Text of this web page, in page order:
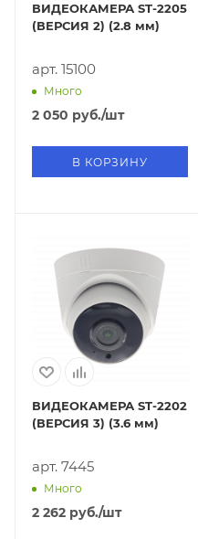
ВИДЕОКАМЕРА ST-2205
(ВЕРСИЯ 2) (2.8 мм)
арт. 15100
Много
2 050 руб./шт
В КОРЗИНУ
ВИДЕОКАМЕРА ST-2202
(ВЕРСИЯ 3) (3.6 мм)
арт. 7445
Много
2 262 руб./шт